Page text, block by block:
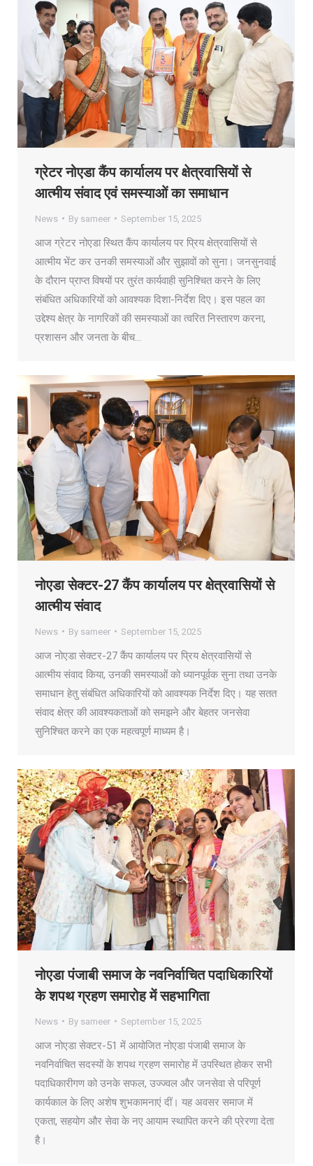
ग्रेटर नोएडा कैंप कार्यालय पर क्षेत्रवासियों से
आत्मीय संवाद एवं समस्याओं का समाधान
News By sameer September 15, 2025
आज ग्रेटर नोएडा स्थित कैंप कार्यालय पर प्रिय क्षेत्रवासियों से
आत्मीय भेंट कर उनकी समस्याओं और सुझावों को सुना। जनसुनवाई
के दौरान प्राप्त विषयों पर तुरंत कार्यवाही सुनिश्चित करने के लिए
संबंधित अधिकारियों को आवश्यक दिशा-निर्देश दिए। इस पहल का
उद्देश्य क्षेत्र के नागरिकों की समस्याओं का त्वरित निस्तारण करना,
प्रशासन और जनता के बीच…
नोएडा सेक्टर-27 कैंप कार्यालय पर क्षेत्रवासियों से
आत्मीय संवाद
News By sameer September 15, 2025
आज नोएडा सेक्टर-27 कैंप कार्यालय पर प्रिय क्षेत्रवासियों से
आत्मीय संवाद किया, उनकी समस्याओं को ध्यानपूर्वक सुना तथा उनके
समाधान हेतु संबंधित अधिकारियों को आवश्यक निर्देश दिए। यह सतत
संवाद क्षेत्र की आवश्यकताओं को समझने और बेहतर जनसेवा
सुनिश्चित करने का एक महत्वपूर्ण माध्यम है।
नोएडा पंजाबी समाज के नवनिर्वाचित पदाधिकारियों
के शपथ ग्रहण समारोह में सहभागिता
News By sameer September 15, 2025
आज नोएडा सेक्टर-51 में आयोजित नोएडा पंजाबी समाज के
नवनिर्वाचित सदस्यों के शपथ ग्रहण समारोह में उपस्थित होकर सभी
पदाधिकारीगण को उनके सफल, उज्ज्वल और जनसेवा से परिपूर्ण
कार्यकाल के लिए अशेष शुभकामनाएं दीं। यह अवसर समाज में
एकता, सहयोग और सेवा के नए आयाम स्थापित करने की प्रेरणा देता
है।